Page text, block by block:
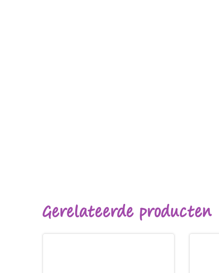
Gerelateerde producten